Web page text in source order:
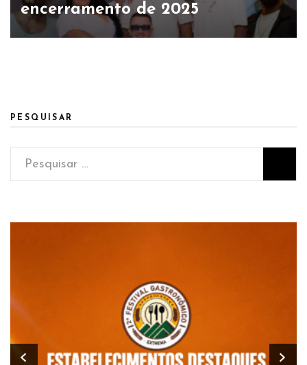
encerramento de 2025
PESQUISAR
Pesquisar
por: